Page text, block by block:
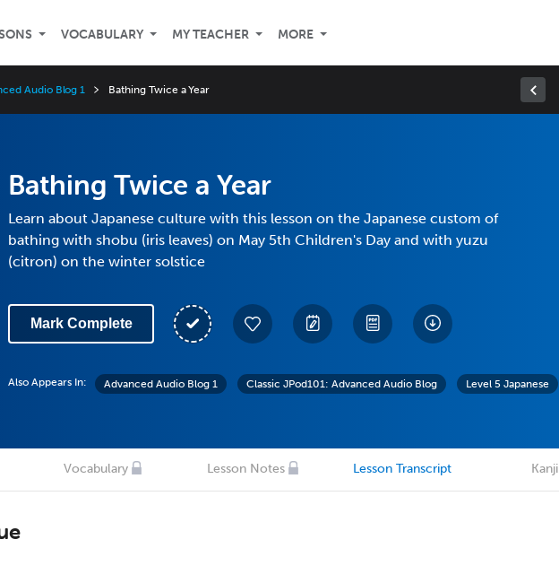
VOCABULARY MY TEACHER MORE
Audio Blog 1 Bathing Twice a Year
Bathing Twice a Year
Learn about Japanese culture with this lesson on the Japanese custom of
bathing with shobu (iris leaves) on May 5th Children's Day and with yuzu
(citron) on the winter solstice
Mark Complete
Also Appears In: Advanced Audio Blog 1 Classic JPod101: Advanced Audio Blog Level 5 Japanese
Vocabulary Lesson Notes Lesson Transcript Kanji